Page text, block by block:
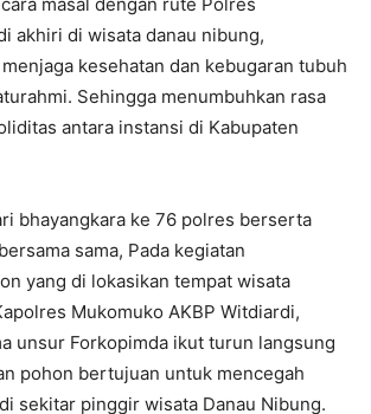
akhiri di wisata danau nibung,
kesehatan dan kebugaran tubuh
Sehingga menumbuhkan rasa
antara instansi di Kabupaten
bhayangkara ke 76 polres berserta
sama, Pada kegiatan
yang di lokasikan tempat wisata
Mukomuko AKBP Witdiardi,
unsur Forkopimda ikut turun langsung
pohon bertujuan untuk mencegah
sekitar pinggir wisata Danau Nibung.